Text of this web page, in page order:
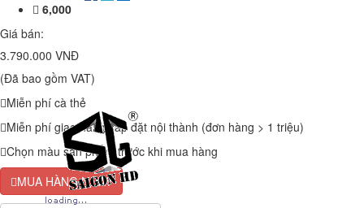
6,000
Giá bán:
3.790.000 VNĐ
(Đã bao gồm VAT)
Miễn phí cà thẻ
Miễn phí giao hàng, lắp đặt nội thành (đơn hàng > 1 triệu)
Chọn màu sản phẩm trước khi mua hàng
MUA HÀNG NGAY